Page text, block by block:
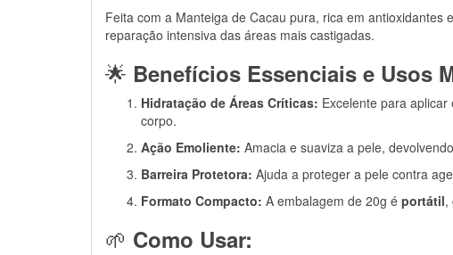
Feita com a Manteiga de Cacau pura, rica em antioxidantes
reparação intensiva das áreas mais castigadas.
🌟 Benefícios Essenciais e Usos
Hidratação de Áreas Críticas: Excelente para aplicar
corpo.
Ação Emoliente: Amacia e suaviza a pele,
Barreira Protetora: Ajuda a proteger a pele contra
Formato Compacto: A embalagem de 20g é portátil,
🌱 Como Usar: